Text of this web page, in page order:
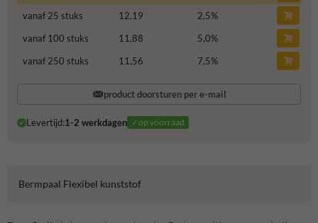
vanaf 25 stuks
12,19 2,5%
vanaf 100 stuks
11,88 5,0%
vanaf 250 stuks
11,56 7,5%
product doorsturen per e-mail
Levertijd:1-2 werkdagen ✓op voorraad
Bermpaal Flexibel kunststof